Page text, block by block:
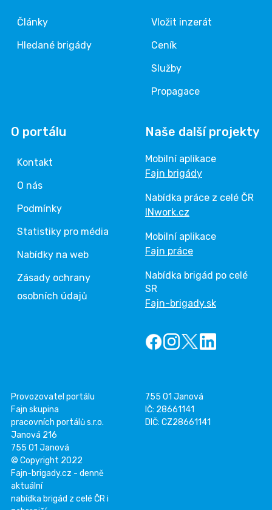
Články
Hledané brigády
Vložit inzerát
Ceník
Služby
Propagace
O portálu
Kontakt
O nás
Podmínky
Statistiky pro média
Nabídky na web
Zásady ochrany
osobních údajů
Naše další projekty
Mobilní aplikace
Fajn brigády
Nabídka práce z celé ČR
INwork.cz
Mobilní aplikace
Fajn práce
Nabídka brigád po celé
SR
Fajn-brigady.sk
Provozovatel portálu
Fajn skupina
pracovních portálů s.r.o.
Janová 216
755 01 Janová
755 01 Janová
IČ: 28661141
DIČ: CZ28661141
© Copyright 2022
Fajn-brigady.cz - denně
aktuální
nabídka brigád z celé ČR i